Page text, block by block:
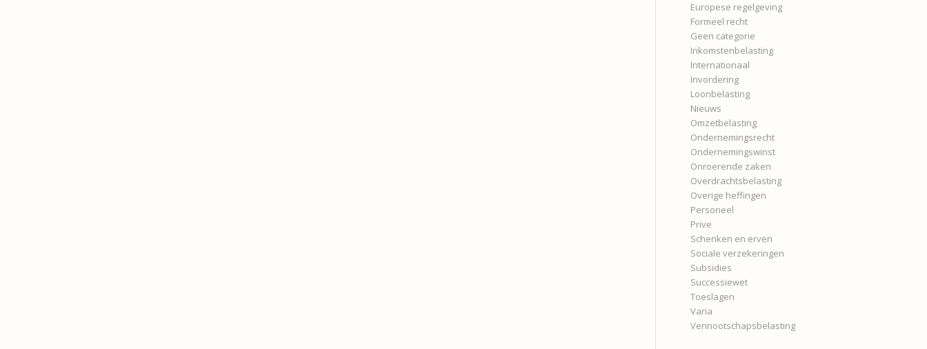
Europese regelgeving
Formeel recht
Geen categorie
Inkomstenbelasting
Internationaal
Invordering
Loonbelasting
Nieuws
Omzetbelasting
Ondernemingsrecht
Ondernemingswinst
Onroerende zaken
Overdrachtsbelasting
Overige heffingen
Personeel
Prive
Schenken en erven
Sociale verzekeringen
Subsidies
Successiewet
Toeslagen
Varia
Vennootschapsbelasting